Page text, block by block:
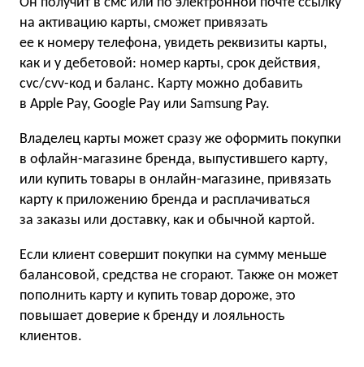
Он получит в смс или по электронной почте ссылку
на активацию карты, сможет привязать
ее к номеру телефона, увидеть реквизиты карты,
как и у дебетовой: номер карты, срок действия,
cvc/cvv-код и баланс. Карту можно добавить
в Apple Pay, Google Pay или Samsung Pay.
Владелец карты может сразу же оформить покупки
в офлайн-магазине бренда, выпустившего карту,
или купить товары в онлайн-магазине, привязать
карту к приложению бренда и расплачиваться
за заказы или доставку, как и обычной картой.
Если клиент совершит покупки на сумму меньше
балансовой, средства не сгорают. Также он может
пополнить карту и купить товар дороже, это
повышает доверие к бренду и лояльность
клиентов.